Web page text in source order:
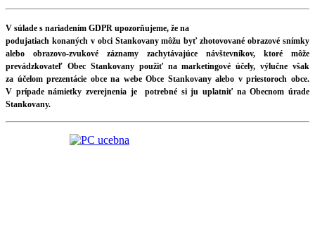
V súlade s nariadením GDPR upozorňujeme, že na
podujatiach konaných v obci Stankovany môžu byť zhotovované obrazové snímky
alebo obrazovo-zvukové záznamy zachytávajúce návštevníkov, ktoré môže
prevádzkovateľ Obec Stankovany použiť na marketingové účely, výlučne však
za účelom prezentácie obce na webe Obce Stankovany alebo v priestoroch obce.
V prípade námietky zverejnenia je potrebné si ju uplatniť na Obecnom úrade
Stankovany.